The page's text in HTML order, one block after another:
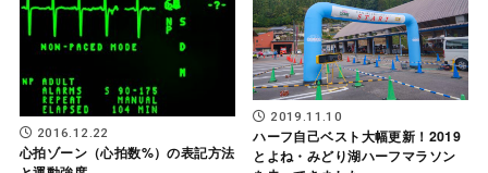
2016.12.22
心拍ゾーン（心拍数%）の表記方法
2019.11.10
ハーフ自己ベスト大幅更新！2019
とよね・みどり湖ハーフマラソン